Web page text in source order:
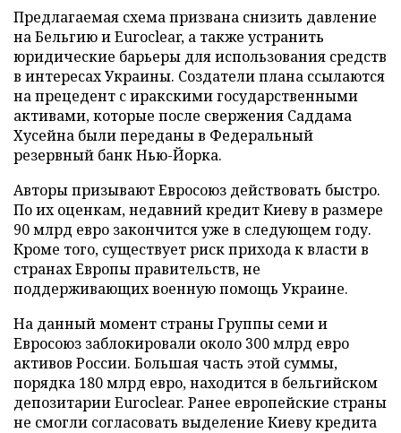
Предлагаемая схема призвана снизить давление
на Бельгию и Euroclear, а также устранить
юридические барьеры для использования средств
в интересах Украины. Создатели плана ссылаются
на прецедент с иракскими государственными
активами, которые после свержения Саддама
Хусейна были переданы в Федеральный
резервный банк Нью-Йорка.
Авторы призывают Евросоюз действовать быстро.
По их оценкам, недавний кредит Киеву в размере
90 млрд евро закончится уже в следующем году.
Кроме того, существует риск прихода к власти в
странах Европы правительств, не
поддерживающих военную помощь Украине.
На данный момент страны Группы семи и
Евросоюз заблокировали около 300 млрд евро
активов России. Большая часть этой суммы,
порядка 180 млрд евро, находится в бельгийском
депозитарии Euroclear. Ранее европейские страны
не смогли согласовать выделение Киеву кредита